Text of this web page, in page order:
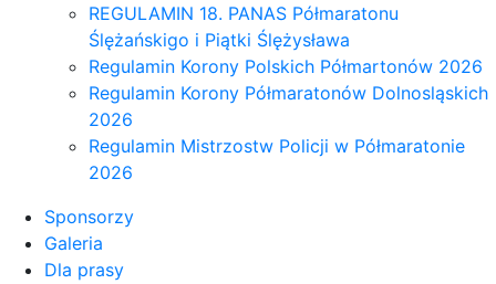
REGULAMIN 18. PANAS Półmaratonu
Ślężańskigo i Piątki Ślężysława
Regulamin Korony Polskich Półmartonów 2026
Regulamin Korony Półmaratonów Dolnosląskich
2026
Regulamin Mistrzostw Policji w Półmaratonie
2026
Sponsorzy
Galeria
Dla prasy